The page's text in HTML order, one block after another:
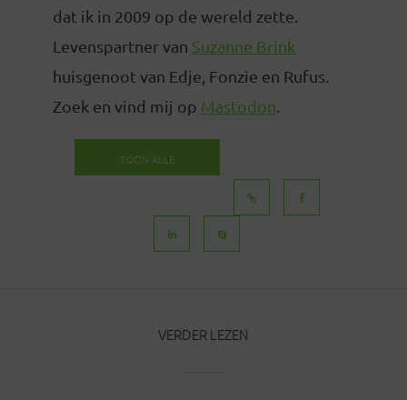
dat ik in 2009 op de wereld zette.
Levenspartner van Suzanne Brink
huisgenoot van Edje, Fonzie en Rufus.
Zoek en vind mij op Mastodon
TOON ALLE
VERDER LEZEN